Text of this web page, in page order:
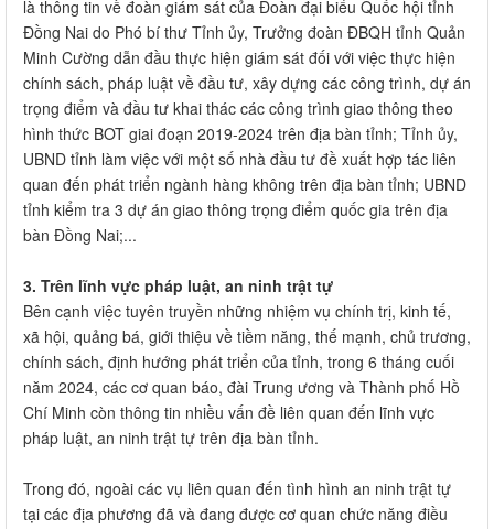
là thông tin về đoàn giám sát của Đoàn đại biểu Quốc hội tỉnh
Đồng Nai do Phó bí thư Tỉnh ủy, Trưởng đoàn ĐBQH tỉnh Quản
Minh Cường dẫn đầu thực hiện giám sát đối với việc thực hiện
chính sách, pháp luật về đầu tư, xây dựng các công trình, dự án
trọng điểm và đầu tư khai thác các công trình giao thông theo
hình thức BOT giai đoạn 2019-2024 trên địa bàn tỉnh; Tỉnh ủy,
UBND tỉnh làm việc với một số nhà đầu tư đề xuất hợp tác liên
quan đến phát triển ngành hàng không trên địa bàn tỉnh; UBND
tỉnh kiểm tra 3 dự án giao thông trọng điểm quốc gia trên địa
bàn Đồng Nai;...
3. Trên lĩnh vực pháp luật, an ninh trật tự
Bên cạnh việc tuyên truyền những nhiệm vụ chính trị, kinh tế,
xã hội, quảng bá, giới thiệu về tiềm năng, thế mạnh, chủ trương,
chính sách, định hướng phát triển của tỉnh, trong 6 tháng cuối
năm 2024, các cơ quan báo, đài Trung ương và Thành phố Hồ
Chí Minh còn thông tin nhiều vấn đề liên quan đến lĩnh vực
pháp luật, an ninh trật tự trên địa bàn tỉnh.
Trong đó, ngoài các vụ liên quan đến tình hình an ninh trật tự
tại các địa phương đã và đang được cơ quan chức năng điều